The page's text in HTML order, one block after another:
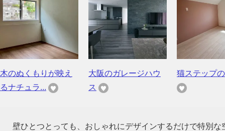
木のぬくもりが映え
るナチュラ...
大阪のガレージハウ
ス
猫ステップ
壁ひとつとっても、おしゃれにデザインするだけで特別